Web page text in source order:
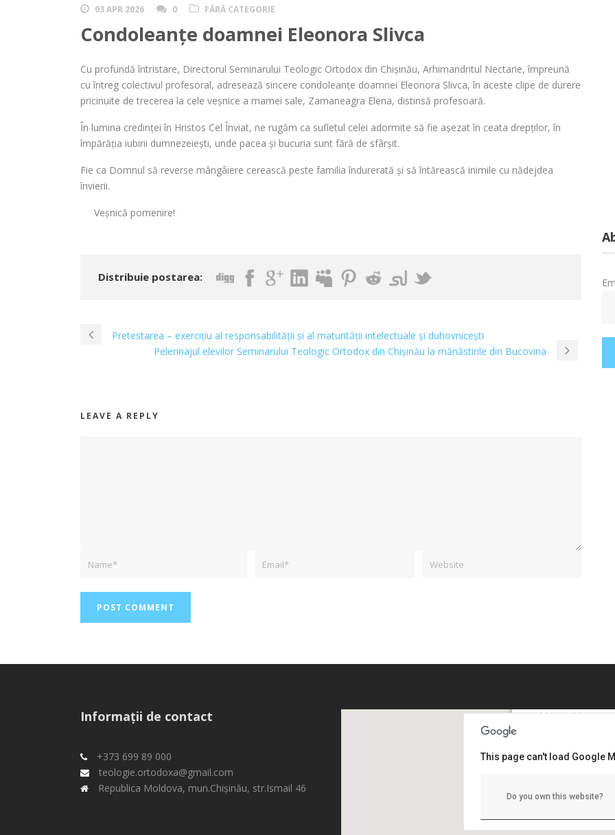
03 APR 2026 0 FĂRĂ CATEGORIE
Condoleanțe doamnei Eleonora Slivca
Cu profundă întristare, Directorul Seminarului Teologic Ortodox din Chișinău, Arhimandritul Nectarie, împreună
cu întreg colectivul profesoral, adresează sincere condoleanțe doamnei Eleonora Slivca, în aceste clipe de durere
pricinuite de trecerea la cele veșnice a mamei sale, Zamaneagra Elena, distinsă profesoară.
În lumina credinței în Hristos Cel Înviat, ne rugăm ca sufletul celei adormite să fie așezat în ceata drepților, în
împărăția iubirii dumnezeiești, unde pacea și bucuria sunt fără de sfârșit.
Fie ca Domnul să reverse mângâiere cerească peste familia îndurerată și să întărească inimile cu nădejdea
învierii.
Veșnică pomenire!
Distribuie postarea:
Pretestarea – exercițiu al responsabilității și al maturității intelectuale și duhovnicești
Pelerinajul elevilor Seminarului Teologic Ortodox din Chișinău la mănăstirile din Bucovina
LEAVE A REPLY
Informații de contact
+373 699 89 000
teologie.ortodoxa@gmail.com
Republica Moldova, mun.Chişinău, str.Ismail 46
Republica Moldova,
This page can't load Google
Do you own this website?